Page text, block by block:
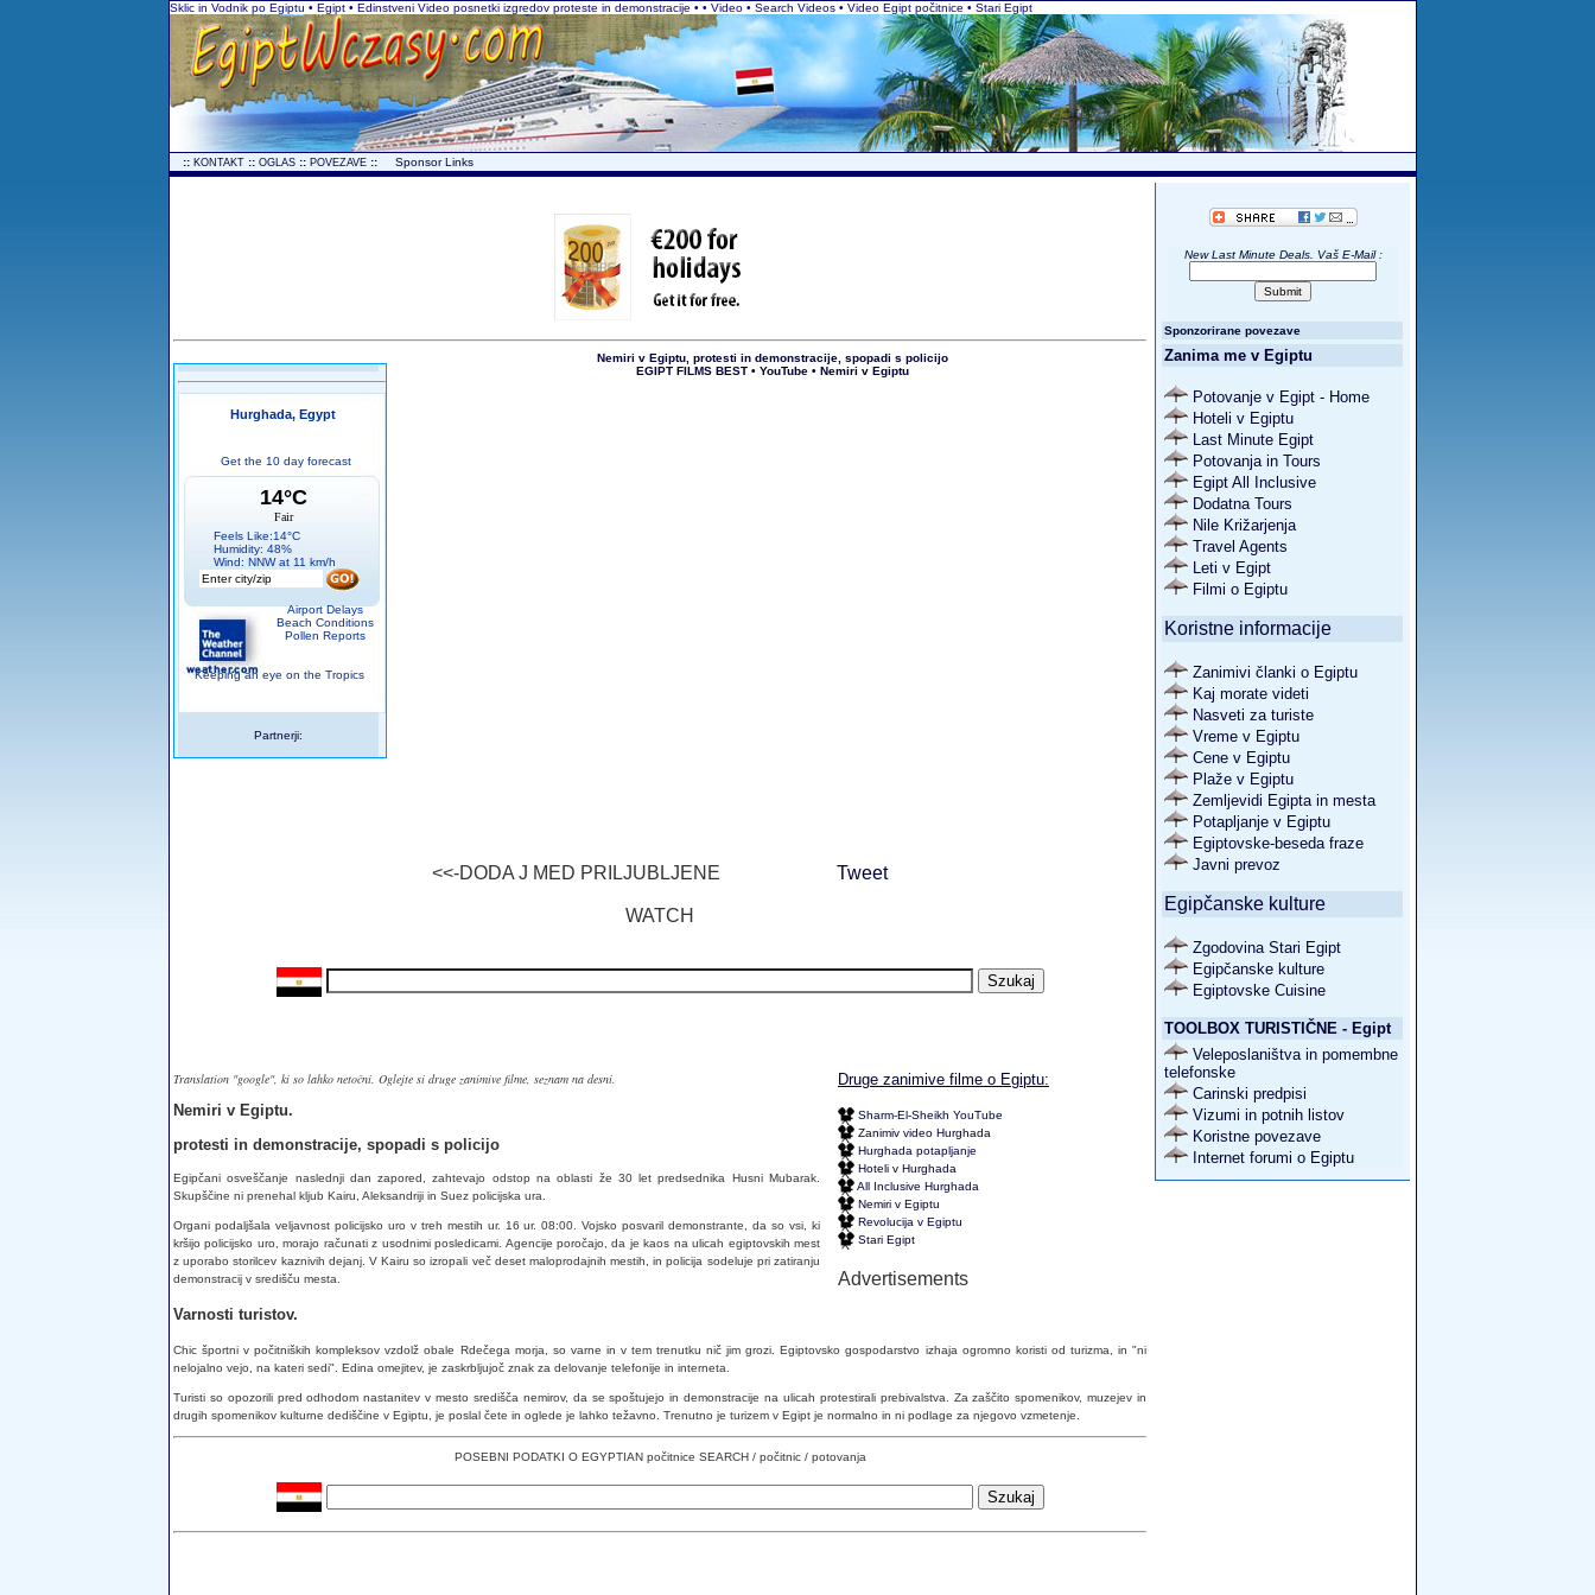
Sklic in Vodnik po Egiptu • Egipt • Edinstveni Video posnetki izgredov proteste in demonstracije • • Video • Search Videos • Video Egipt počitnice • Stari Egipt
:: KONTAKT :: OGLAS :: POVEZAVE :: Sponsor Links
Hurghada, Egypt
Get the 10 day forecast
14°C
Fair
Feels Like:14°C
Humidity: 48%
Wind: NNW at 11 km/h
Airport Delays
Beach Conditions
Pollen Reports
Keeping an eye on the Tropics
Partnerji:
Nemiri v Egiptu, protesti in demonstracije, spopadi s policijo
EGIPT FILMS BEST • YouTube • Nemiri v Egiptu
<<-DODA J MED PRILJUBLJENE Tweet
WATCH
Druge zanimive filme o Egiptu:
Sharm-El-Sheikh YouTube
Zanimiv video Hurghada
Hurghada potapljanje
Hoteli v Hurghada
All Inclusive Hurghada
Nemiri v Egiptu
Revolucija v Egiptu
Stari Egipt
Advertisements
Translation "google", ki so lahko netočni. Oglejte si druge zanimive filme, seznam na desni.
Nemiri v Egiptu.
protesti in demonstracije, spopadi s policijo
Egipčani osveščanje naslednji dan zapored, zahtevajo odstop na oblasti že 30 let predsednika Husni Mubarak.
Skupščine ni prenehal kljub Kairu, Aleksandriji in Suez policijska ura.
Organi podaljšala veljavnost policijsko uro v treh mestih ur. 16 ur. 08:00. Vojsko posvaril demonstrante, da so vsi, ki
kršijo policijsko uro, morajo računati z usodnimi posledicami. Agencije poročajo, da je kaos na ulicah egiptovskih mest
z uporabo storilcev kaznivih dejanj. V Kairu so izropali več deset maloprodajnih mestih, in policija sodeluje pri zatiranju
demonstracij v središču mesta.
Varnosti turistov.
Chic športni v počitniških kompleksov vzdolž obale Rdečega morja, so varne in v tem trenutku nič jim grozi. Egiptovsko gospodarstvo izhaja ogromno koristi od turizma, in "ni
nelojalno vejo, na kateri sedi". Edina omejitev, je zaskrbljujoč znak za delovanje telefonije in interneta.
Turisti so opozorili pred odhodom nastanitev v mesto središča nemirov, da se spoštujejo in demonstracije na ulicah protestirali prebivalstva. Za zaščito spomenikov, muzejev in
drugih spomenikov kulturne dediščine v Egiptu, je poslal čete in oglede je lahko težavno. Trenutno je turizem v Egipt je normalno in ni podlage za njegovo vzmetenje.
POSEBNI PODATKI O EGYPTIAN počitnice SEARCH / počitnic / potovanja
New Last Minute Deals. Vaš E-Mail :
Sponzorirane povezave
Zanima me v Egiptu
Potovanje v Egipt - Home
Hoteli v Egiptu
Last Minute Egipt
Potovanja in Tours
Egipt All Inclusive
Dodatna Tours
Nile Križarjenja
Travel Agents
Leti v Egipt
Filmi o Egiptu
Koristne informacije
Zanimivi članki o Egiptu
Kaj morate videti
Nasveti za turiste
Vreme v Egiptu
Cene v Egiptu
Plaže v Egiptu
Zemljevidi Egipta in mesta
Potapljanje v Egiptu
Egiptovske-beseda fraze
Javni prevoz
Egipčanske kulture
Zgodovina Stari Egipt
Egipčanske kulture
Egiptovske Cuisine
TOOLBOX TURISTIČNE - Egipt
Veleposlaništva in pomembne
telefonske
Carinski predpisi
Vizumi in potnih listov
Koristne povezave
Internet forumi o Egiptu